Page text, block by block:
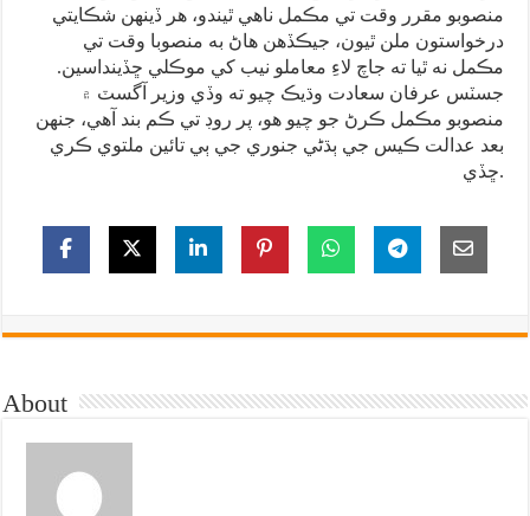
منصوبو مقرر وقت تي مڪمل ناهي ٿيندو، هر ڏينهن شڪايتي
درخواستون ملن ٿيون، جيڪڏهن هاڻ به منصوبا وقت تي
مڪمل نه ٿيا ته جاچ لاءِ معاملو نيب کي موڪلي ڇڏينداسين.
جسٽس عرفان سعادت وڌيڪ چيو ته وڏي وزير آگسٽ ۾
منصوبو مڪمل ڪرڻ جو چيو هو، پر روڊ تي ڪم بند آهي، جنهن
بعد عدالت ڪيس جي ٻڌڻي جنوري جي ٻي تائين ملتوي ڪري
ڇڏي.
About